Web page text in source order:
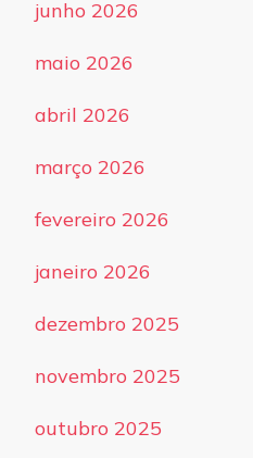
junho 2026
maio 2026
abril 2026
março 2026
fevereiro 2026
janeiro 2026
dezembro 2025
novembro 2025
outubro 2025